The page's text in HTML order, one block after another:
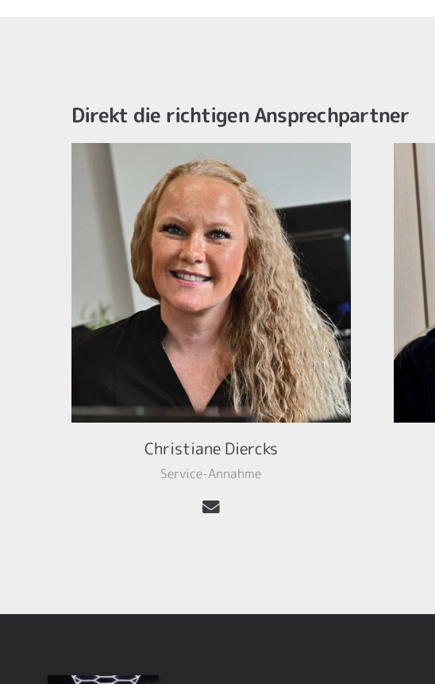
Direkt die richtigen Ansprechpartner
Christiane Diercks
Service-Annahme